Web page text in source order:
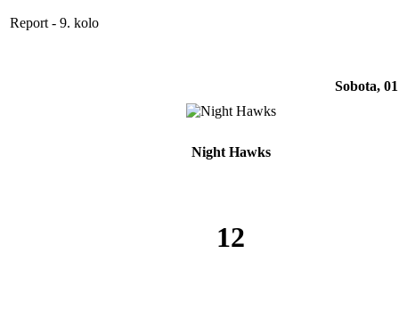
Report - 9. kolo
Sobota,
Night Hawks
12